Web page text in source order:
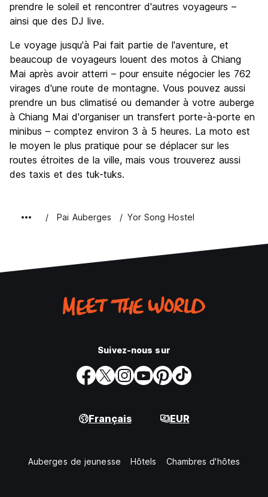
prendre le soleil et rencontrer d'autres voyageurs –
ainsi que des DJ live.
Le voyage jusqu'à Pai fait partie de l'aventure, et
beaucoup de voyageurs louent des motos à Chiang
Mai après avoir atterri – pour ensuite négocier les 762
virages d'une route de montagne. Vous pouvez aussi
prendre un bus climatisé ou demander à votre auberge
à Chiang Mai d'organiser un transfert porte-à-porte en
minibus – comptez environ 3 à 5 heures. La moto est
le moyen le plus pratique pour se déplacer sur les
routes étroites de la ville, mais vous trouverez aussi
des taxis et des tuk-tuks.
Pai Auberges Yor Song Hostel
Suivez-nous sur
Français EUR
Auberges de jeunesse Hôtels Chambres d'hôtes